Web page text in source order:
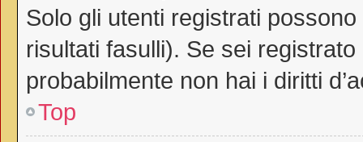
Solo gli utenti registrati
risultati fasulli). Se sei
probabilmente non hai i diritti
Top